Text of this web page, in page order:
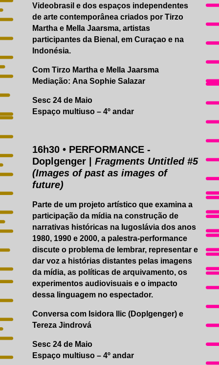
Videobrasil e dos espaços independentes
de arte contemporânea criados por Tirzo
Martha e Mella Jaarsma, artistas
participantes da Bienal, em Curaçao e na
Indonésia.
Com Tirzo Martha e Mella Jaarsma
Mediação: Ana Sophie Salazar
Sesc 24 de Maio
Espaço multiuso – 4º andar
16h30 • PERFORMANCE -
Doplgenger | Fragments Untitled #5
(Images of past as images of
future)
Parte de um projeto artístico que examina a
participação da mídia na construção de
narrativas históricas na Iugoslávia dos anos
1980, 1990 e 2000, a palestra-performance
discute o problema de lembrar, representar e
dar voz a histórias distantes pelas imagens
da mídia, as políticas de arquivamento, os
experimentos audiovisuais e o impacto
dessa linguagem no espectador.
Conversa com Isidora Ilic (Doplgenger) e
Tereza Jindrová
Sesc 24 de Maio
Espaço multiuso – 4º andar